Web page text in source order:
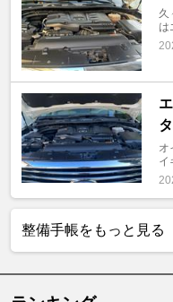
久
は
オ
イ
整備手帳をもっと見る